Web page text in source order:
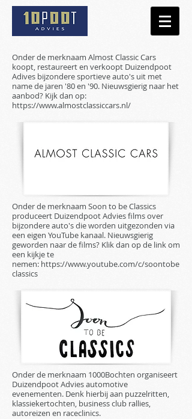
Onder de merknaam Almost Classic Cars
koopt, restaureert en verkoopt Duizendpoot
Adives bijzondere sportieve auto's uit met
name de jaren '80 en '90. Nieuwsgierig naar het
aanbod? Kijk dan op:
https://www.almostclassiccars.nl/
Onder de merknaam Soon to be Classics
produceert Duizendpoot Advies films over
bijzondere auto's die worden uitgezonden via
een eigen YouTube kanaal. Nieuwsgierig
geworden naar de films? Klik dan op de link om
een kijkje te
nemen: https://www.youtube.com/c/soontobe
classics
Onder de merknaam 1000Bochten organiseert
Duizendpoot Advies automotive
evenementen. Denk hierbij aan puzzelritten,
klassiekertochten, business club rallies,
autoreizen en raceclinics.